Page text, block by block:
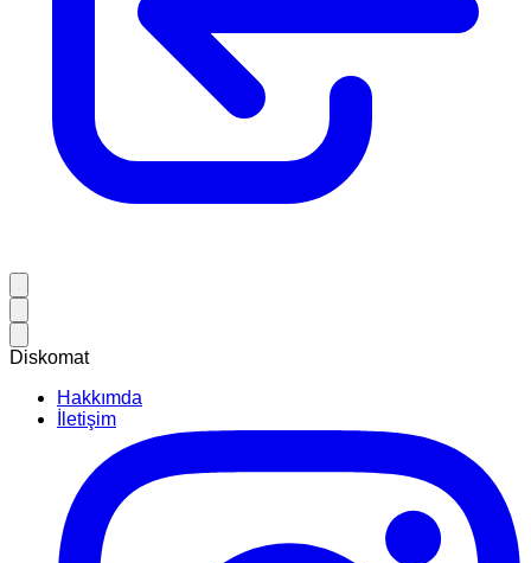
Diskomat
Hakkımda
İletişim